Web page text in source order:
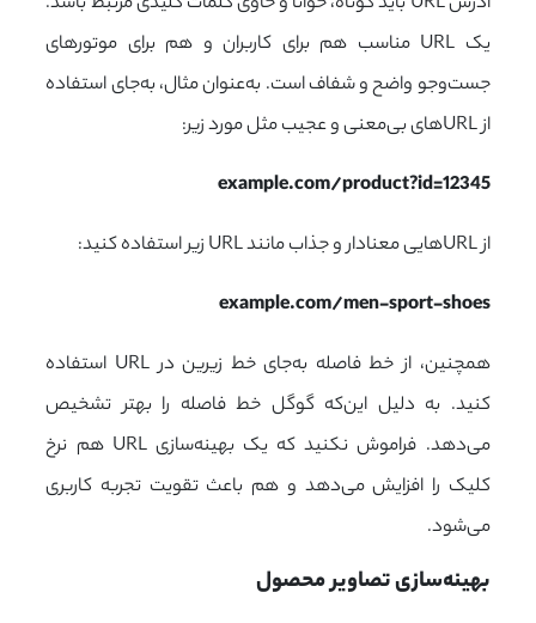
یک URL مناسب هم برای کاربران و هم برای موتورهای
جست‌وجو واضح و شفاف است. به‌عنوان مثال، به‌جای استفاده
از URLهای بی‌معنی و عجیب مثل مورد زیر:
example.com/product?id=12345
از URLهایی معنادار و جذاب مانند URL زیر استفاده کنید:
example.com/men-sport-shoes
همچنین، از خط فاصله به‌جای خط زیرین در URL استفاده
کنید. به دلیل این‌که گوگل خط فاصله را بهتر تشخیص
می‌دهد. فراموش نکنید که یک بهینه‌سازی URL هم نرخ
کلیک را افزایش می‌دهد و هم باعث تقویت تجربه کاربری
می‌شود.
بهینه‌سازی تصاویر محصول